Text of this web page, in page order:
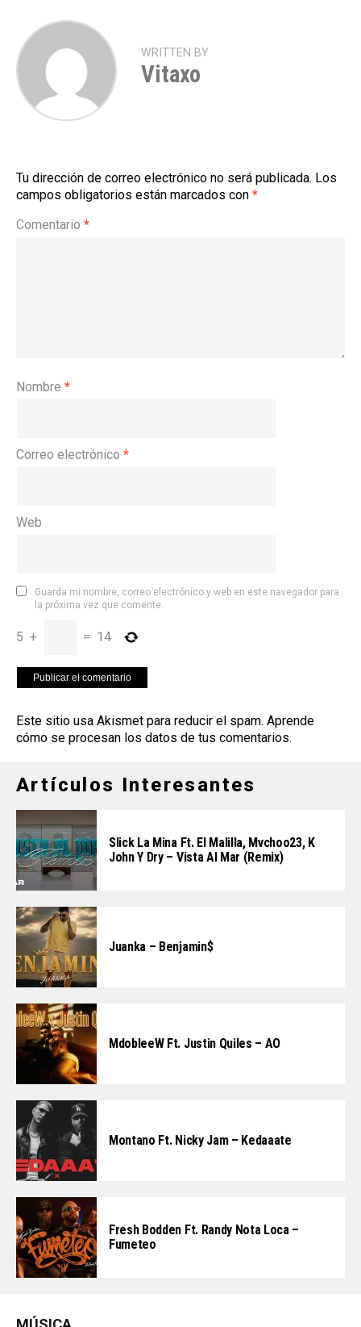
WRITTEN BY
Vitaxo
Tu dirección de correo electrónico no será publicada. Los
campos obligatorios están marcados con *
Comentario *
Nombre *
Correo electrónico *
Web
Guarda mi nombre, correo electrónico y web en este navegador para
la próxima vez que comente.
5 + = 14
Este sitio usa Akismet para reducir el spam. Aprende
cómo se procesan los datos de tus comentarios.
Artículos Interesantes
Slick La Mina Ft. El Malilla, Mvchoo23, K
John Y Dry – Vista Al Mar (Remix)
Juanka – Benjamin$
MdobleeW Ft. Justin Quiles – AO
Montano Ft. Nicky Jam – Kedaaate
Fresh Bodden Ft. Randy Nota Loca –
Fumeteo